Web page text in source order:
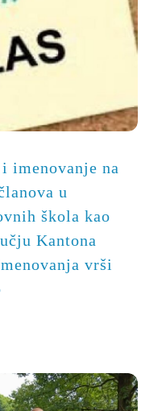
imenovanje na
u
škola kao
Kantona
vrši